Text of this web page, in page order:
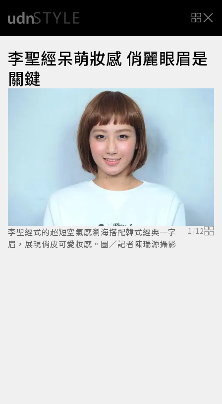
李聖經呆萌妝感 俏麗眼眉是
關鍵
李聖經式的超短空氣感瀏海搭配韓式經典一字
眉，展現俏皮可愛妝感。圖／記者陳瑞源攝影
1 /12